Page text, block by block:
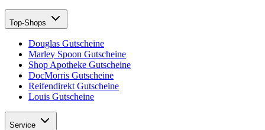
Top-Shops
Douglas Gutscheine
Marley Spoon Gutscheine
Shop Apotheke Gutscheine
DocMorris Gutscheine
Reifendirekt Gutscheine
Louis Gutscheine
Service